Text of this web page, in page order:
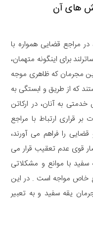
های آن
مراجع قضایی همواره با
برای اینگونه متهمان،
مجرمان که ظاهری موجه
که از طریق و ابستگی به
به آنان، در ارکاتن
قراری ارتباط با مراجع
را فراهم می آورند،
قوی عدم تعقیب قرار می
با موانع و مشکلاتی
خاص مواجه است . در این
یقه سفید و به تعبیر